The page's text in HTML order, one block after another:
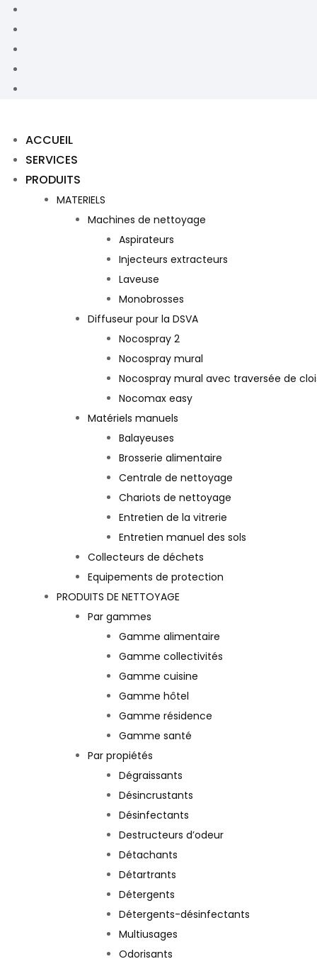
ACCUEIL
SERVICES
PRODUITS
MATERIELS
Machines de nettoyage
Aspirateurs
Injecteurs extracteurs
Laveuse
Monobrosses
Diffuseur pour la DSVA
Nocospray 2
Nocospray mural
Nocospray mural avec traversée de
Nocomax easy
Matériels manuels
Balayeuses
Brosserie alimentaire
Centrale de nettoyage
Chariots de nettoyage
Entretien de la vitrerie
Entretien manuel des sols
Collecteurs de déchets
Equipements de protection
PRODUITS DE NETTOYAGE
Par gammes
Gamme alimentaire
Gamme collectivités
Gamme cuisine
Gamme hôtel
Gamme résidence
Gamme santé
Par propiétés
Dégraissants
Désincrustants
Désinfectants
Destructeurs d’odeur
Détachants
Détartrants
Détergents
Détergents-désinfectants
Multiusages
Odorisants